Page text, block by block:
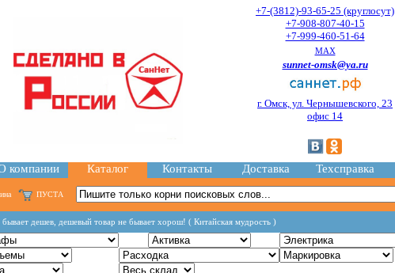
+7-(3812)-93-65-25 (круглосут)
+7-908-807-40-15
+7-999-460-51-64
MAX
sunnet-omsk@ya.ru
г. Омск, ул. Чернышевского, 23
офис 14
компании Каталог Контакты Доставка Техсправка
ПУСТА
дешев, дешевый товар не бывает хорош! ( Китайская мудрость )